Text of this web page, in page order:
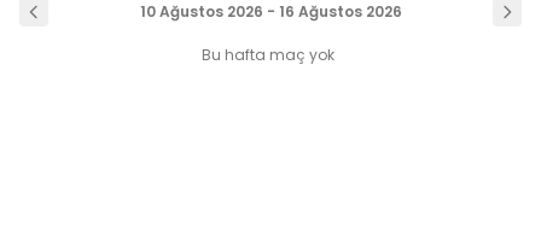
10 Ağustos 2026 - 16 Ağustos 2026
Bu hafta maç yok